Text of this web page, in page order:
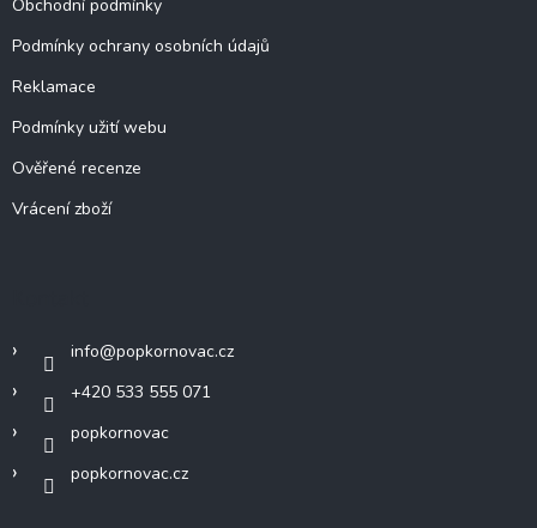
Obchodní podmínky
Podmínky ochrany osobních údajů
Reklamace
Podmínky užití webu
Ověřené recenze
Vrácení zboží
info@popkornovac.cz
+420 533 555 071
popkornovac
popkornovac.cz